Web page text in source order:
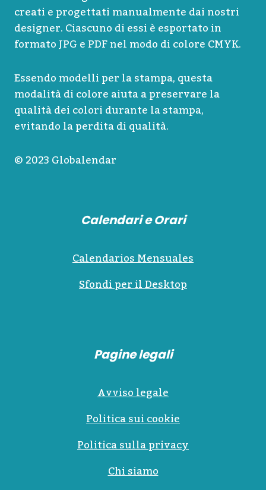
creati e progettati manualmente dai nostri
designer. Ciascuno di essi è esportato in
formato JPG e PDF nel modo di colore CMYK.
Essendo modelli per la stampa, questa
modalità di colore aiuta a preservare la
qualità dei colori durante la stampa,
evitando la perdita di qualità.
© 2023 Globalendar
Calendari e Orari
Calendarios Mensuales
Sfondi per il Desktop
Pagine legali
Avviso legale
Politica sui cookie
Politica sulla privacy
Chi siamo